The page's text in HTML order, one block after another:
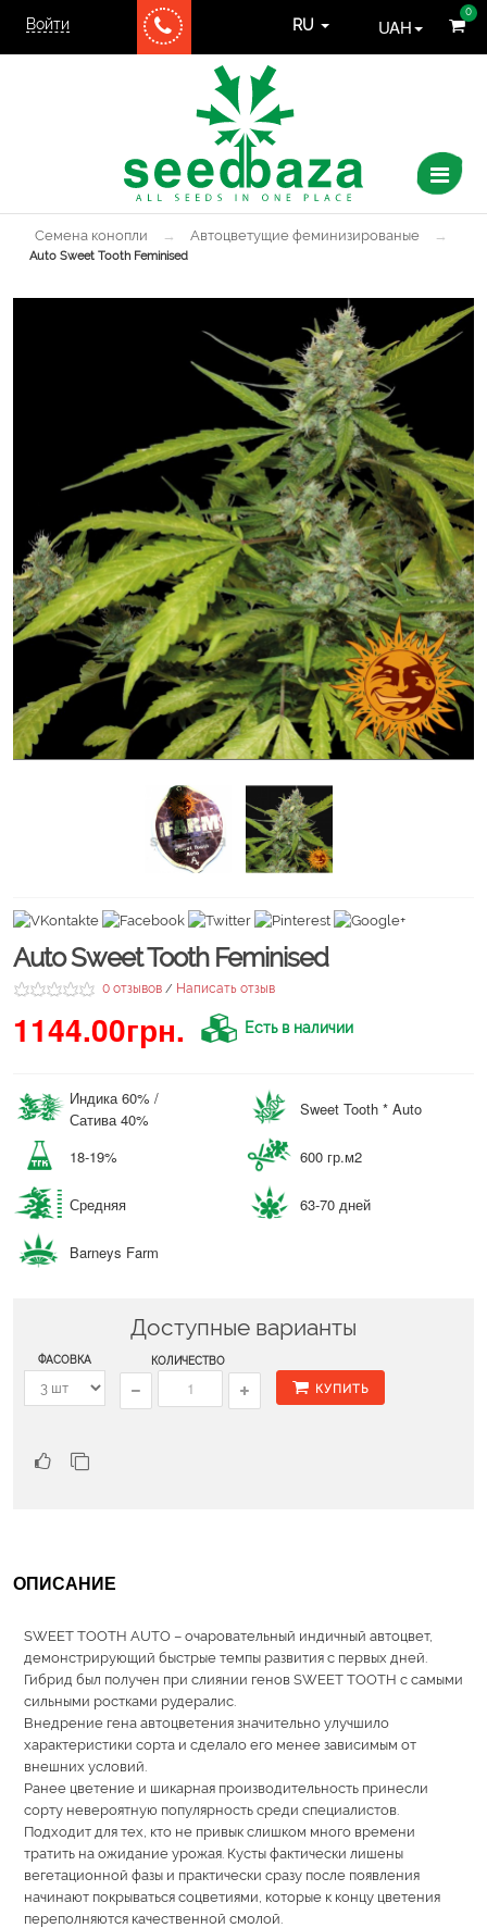
Войти
0
RU UAH
Семена конопли → Автоцветущие феминизированые →
Auto Sweet Tooth Feminised
Auto Sweet Tooth Feminised
0 отзывов / Написать отзыв
1144.00грн. Есть в наличии
Индика 60% /
Сатива 40%
Sweet Tooth * Auto
18-19% 600 гр.м2
Средняя 63-70 дней
Barneys Farm
Доступные варианты
ФАСОВКА КОЛИЧЕСТВО
КУПИТЬ
ОПИСАНИЕ
SWEET TOOTH AUTO – очаровательный индичный автоцвет,
демонстрирующий быстрые темпы развития с первых дней.
Гибрид был получен при слиянии генов SWEET TOOTH с самыми
сильными ростками рудералис.
Внедрение гена автоцветения значительно улучшило
характеристики сорта и сделало его менее зависимым от
внешних условий.
Ранее цветение и шикарная производительность принесли
сорту невероятную популярность среди специалистов.
Подходит для тех, кто не привык слишком много времени
тратить на ожидание урожая. Кусты фактически лишены
вегетационной фазы и практически сразу после появления
начинают покрываться соцветиями, которые к концу цветения
переполняются качественной смолой.